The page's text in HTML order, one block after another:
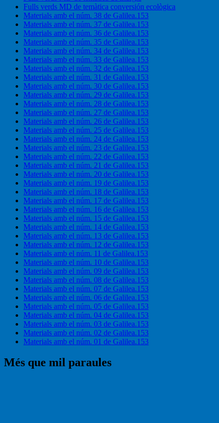
Fulls verds MD de temàtica conversión ecològica
Materials amb el núm. 38 de Galilea.153
Materials amb el núm. 37 de Galilea.153
Materials amb el núm. 36 de Galilea.153
Materials amb el núm. 35 de Galilea.153
Materials amb el núm. 34 de Galilea.153
Materials amb el núm. 33 de Galilea.153
Materials amb el núm. 32 de Galilea.153
Materials amb el núm. 31 de Galilea.153
Materials amb el núm. 30 de Galilea.153
Materials amb el núm. 29 de Galilea.153
Materials amb el núm. 28 de Galilea.153
Materials amb el núm. 27 de Galilea.153
Materials amb el núm. 26 de Galilea.153
Materials amb el núm. 25 de Galilea.153
Materials amb el núm. 24 de Galilea.153
Materials amb el núm. 23 de Galilea.153
Materials amb el núm. 22 de Galilea.153
Materials amb el núm. 21 de Galilea.153
Materials amb el núm. 20 de Galilea.153
Materials amb el núm. 19 de Galilea.153
Materials amb el núm. 18 de Galilea.153
Materials amb el núm. 17 de Galilea.153
Materials amb el núm. 16 de Galilea.153
Materials amb el núm. 15 de Galilea.153
Materials amb el núm. 14 de Galilea.153
Materials amb el núm. 13 de Galilea.153
Materials amb el núm. 12 de Galilea.153
Materials amb el núm. 11 de Galilea.153
Materials amb el núm. 10 de Galilea.153
Materials amb el núm. 09 de Galilea.153
Materials amb el núm. 08 de Galilea.153
Materials amb el núm. 07 de Galilea.153
Materials amb el núm. 06 de Galilea.153
Materials amb el núm. 05 de Galilea.153
Materials amb el núm. 04 de Galilea.153
Materials amb el núm. 03 de Galilea.153
Materials amb el núm. 02 de Galilea.153
Materials amb el núm. 01 de Galilea.153
Més que mil paraules